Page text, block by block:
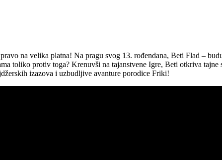
na velika platna! Na pragu svog 13. rođendana, Beti Flad –
toliko protiv toga? Krenuvši na tajanstvene Igre, Beti otkriva
izazova i uzbudljive avanture porodice Friki!